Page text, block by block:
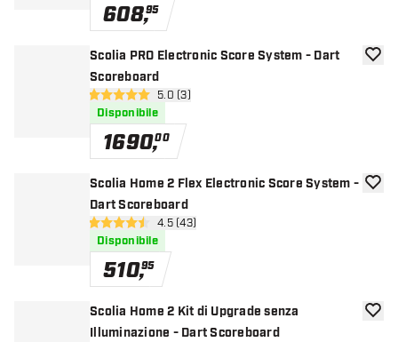
608,95
Scolia PRO Electronic Score System - Dart
Scoreboard
apri pannello recensioni
5 stelle di valutazione
5.0 (3)
Disponibile
1690,00
Scolia Home 2 Flex Electronic Score System -
Dart Scoreboard
apri pannello recensioni
4.5 stelle di valutazione
4.5 (43)
Disponibile
510,95
Scolia Home 2 Kit di Upgrade senza
Illuminazione - Dart Scoreboard